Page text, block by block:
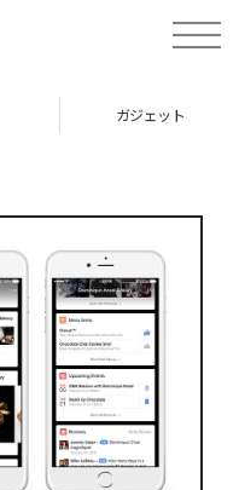
toggle
ガジェット